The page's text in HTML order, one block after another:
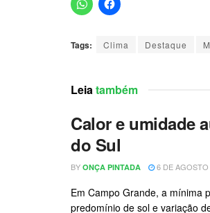
Tags: Clima Destaque
Leiatambém
Calor e umidade
do Sul
BY ONÇA PINTADA 6 DE AGOSTO
Em Campo Grande, a mínima
predomínio de sol e variação